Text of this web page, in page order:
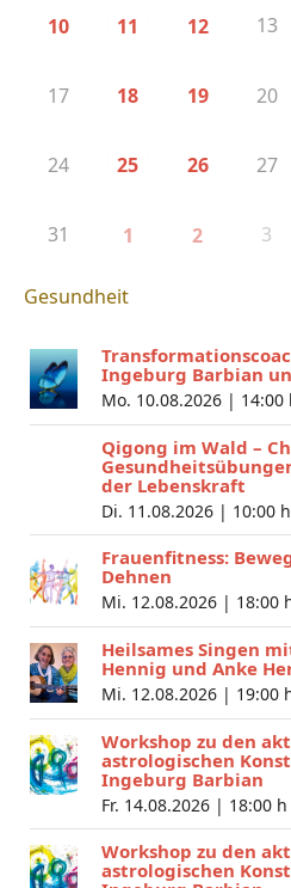
10 11 12 13
17 18 19 20
24 25 26 27
31 1 2 3
Gesundheit
Ingeburg Barbian
Mo. 10.08.2026 | 14:00
Qigong im Wald –
der Lebenskraft
Di. 11.08.2026 | 10:00 h
Frauenfitness:
Dehnen
Mi. 12.08.2026 | 18:00
Heilsames Singen
Hennig und Anke
Mi. 12.08.2026 | 19:00
Workshop zu den
astrologischen
Ingeburg Barbian
Fr. 14.08.2026 | 18:00 h
Workshop zu den
astrologischen